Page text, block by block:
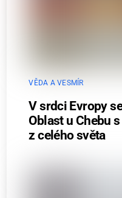
VĚDA A VESMÍR
V srdci Evropy
Oblast u Chebu
z celého světa